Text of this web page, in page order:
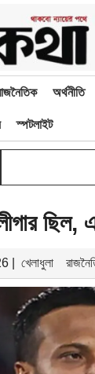
অর্থনীতি
স্পটলাইট
ছিল,
| খেলাধুলা